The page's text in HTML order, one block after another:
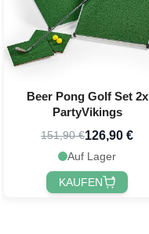
Beer Pong Golf Set 2x
PartyVikings
151,90 €126,90 €
Auf Lager
KAUFEN